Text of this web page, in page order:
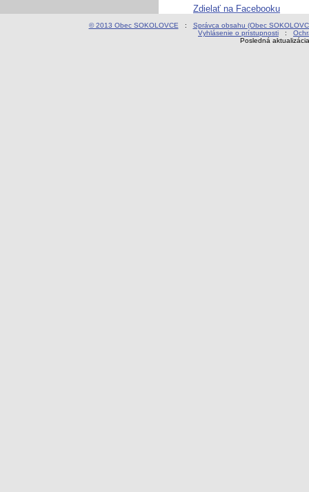
Zdielať na Facebooku
© 2013 Obec SOKOLOVCE : Správca obsahu (Obec
Vyhlásenie o prístupnosti :
Posledná